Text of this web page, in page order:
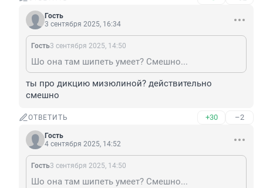
Гость
3 сентября 2025, 16:34
Гость3 сентября 2025, 14:50
Шо она там шипеть умеет? Смешно...
ты про дикцию мизюлиной? действительно
смешно
ОТВЕТИТЬ +30 –2
Гость
4 сентября 2025, 14:52
Гость3 сентября 2025, 14:50
Шо она там шипеть умеет? Смешно...